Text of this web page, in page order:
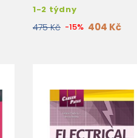
1-2 týdny
475 Kč -15% 404 Kč